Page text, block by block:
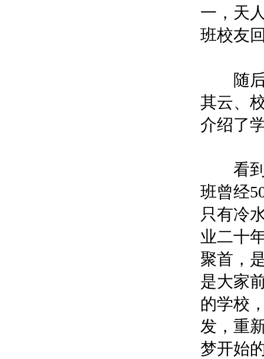
一，天
班校友
随后
其云、
介绍了
看到
班曾经
只有冷
业二十
聚首，
是大家
的学校
发，重
梦开始